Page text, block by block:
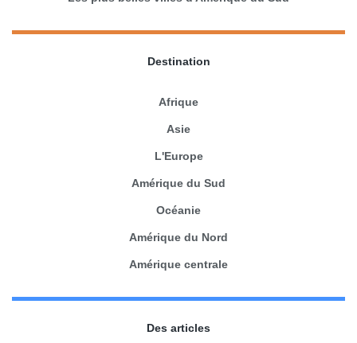
Destination
Afrique
Asie
L'Europe
Amérique du Sud
Océanie
Amérique du Nord
Amérique centrale
Des articles